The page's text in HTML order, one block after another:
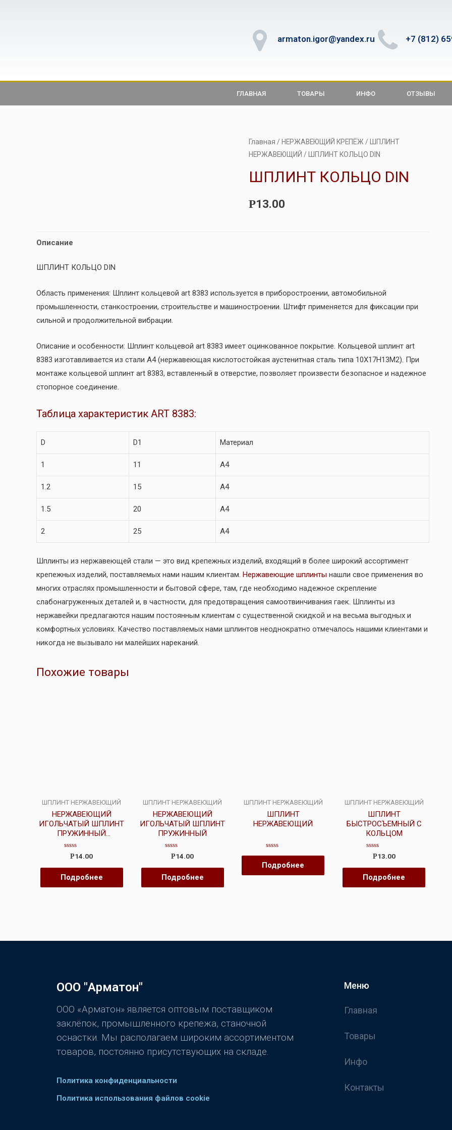
armaton.igor@yandex.ru +7 (812)
ГЛАВНАЯ ТОВАРЫ ИНФО ОТЗЫВЫ
Главная / НЕРЖАВЕЮЩИЙ КРЕПЁЖ /
ШПЛИНТ
НЕРЖАВЕЮЩИЙ / ШПЛИНТ КОЛЬЦО DIN
ШПЛИНТ КОЛЬЦО DIN
Р13.00
Описание
ШПЛИНТ КОЛЬЦО DIN
Область применения: Шплинт кольцевой art 8383 используется в приборостроении, автомобильной
промышленности, станкостроении, строительстве и машиностроении. Штифт применяется для фиксации при
сильной и продолжительной вибрации.
Описание и особенности: Шплинт кольцевой art 8383 имеет оцинкованное покрытие. Кольцевой шплинт art
8383 изготавливается из стали А4 (нержавеющая кислотостойкая аустенитная сталь типа 10Х17Н13М2). При
монтаже кольцевой шплинт art 8383, вставленный в отверстие, позволяет произвести безопасное и надежное
стопорное соединение.
Таблица характеристик ART 8383:
D D1 Материал
1 11 A4
1.2 15 A4
1.5 20 A4
2 25 A4
Шплинты из нержавеющей стали — это вид крепежных изделий, входящий в более широкий ассортимент
крепежных изделий, поставляемых нами нашим клиентам. Нержавеющие шплинты нашли свое применения во
многих отраслях промышленности и бытовой сфере, там, где необходимо надежное скрепление
слабонагруженных деталей и, в частности, для предотвращения самоотвинчивания гаек. Шплинты из
нержавейки предлагаются нашим постоянным клиентам с существенной скидкой и на весьма выгодных и
комфортных условиях. Качество поставляемых нами шплинтов неоднократно отмечалось нашими клиентами и
никогда не вызывало ни малейших нареканий.
Похожие товары
ШПЛИНТ НЕРЖАВЕЮЩИЙ
НЕРЖАВЕЮЩИЙ
ИГОЛЬЧАТЫЙ ШПЛИНТ
ПРУЖИННЫЙ
(Копировать)
Оценка
из
5
Р14.00
Подробнее
ШПЛИНТ НЕРЖАВЕЮЩИЙ
НЕРЖАВЕЮЩИЙ
ИГОЛЬЧАТЫЙ ШПЛИНТ
ПРУЖИННЫЙ
Оценка
из
5
Р14.00
Подробнее
ШПЛИНТ НЕРЖАВЕЮЩИЙ
ШПЛИНТ
НЕРЖАВЕЮЩИЙ
Оценка
0
из
Подробнее
ШПЛИНТ НЕРЖАВЕЮЩИЙ
ШПЛИНТ
БЫСТРОСЪЕМНЫЙ С
КОЛЬЦОМ
Оценка
из
5
Р13.00
Подробнее
ООО "Арматон"
ООО «Арматон» является оптовым поставщиком
заклёпок, промышленного крепежа, станочной
оснастки. Мы располагаем широким ассортиментом
товаров, постоянно присутствующих на складе.
Политика конфиденциальности
Политика использования файлов cookie
Меню
Главная
Товары
Инфо
Контакты